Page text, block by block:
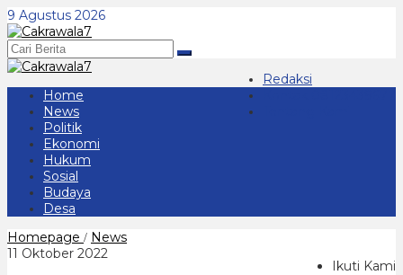
Lewati
ke
konten
9 Agustus 2026
Redaksi
Home
News
Politik
Ekonomi
Hukum
Sosial
Budaya
Desa
Homepage / NewsJaring
Ikuti Kami
11 Oktober 2022